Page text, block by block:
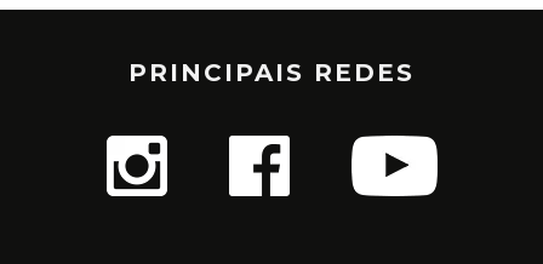
PRINCIPAIS REDES